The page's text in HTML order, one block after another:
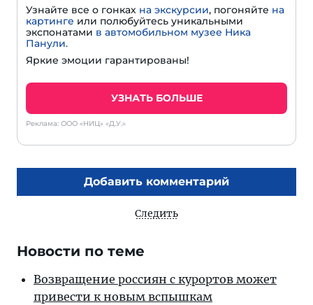
Узнайте все о гонках на экскурсии, погоняйте на
картинге или полюбуйтесь уникальными
экспонатами в автомобильном музее Ника
Панули.
Яркие эмоции гарантированы!
УЗНАТЬ БОЛЬШЕ
Реклама: ООО «НИЦ» «Д.У.»
Добавить комментарий
Следить
Новости по теме
Возвращение россиян с курортов может
привести к новым вспышкам